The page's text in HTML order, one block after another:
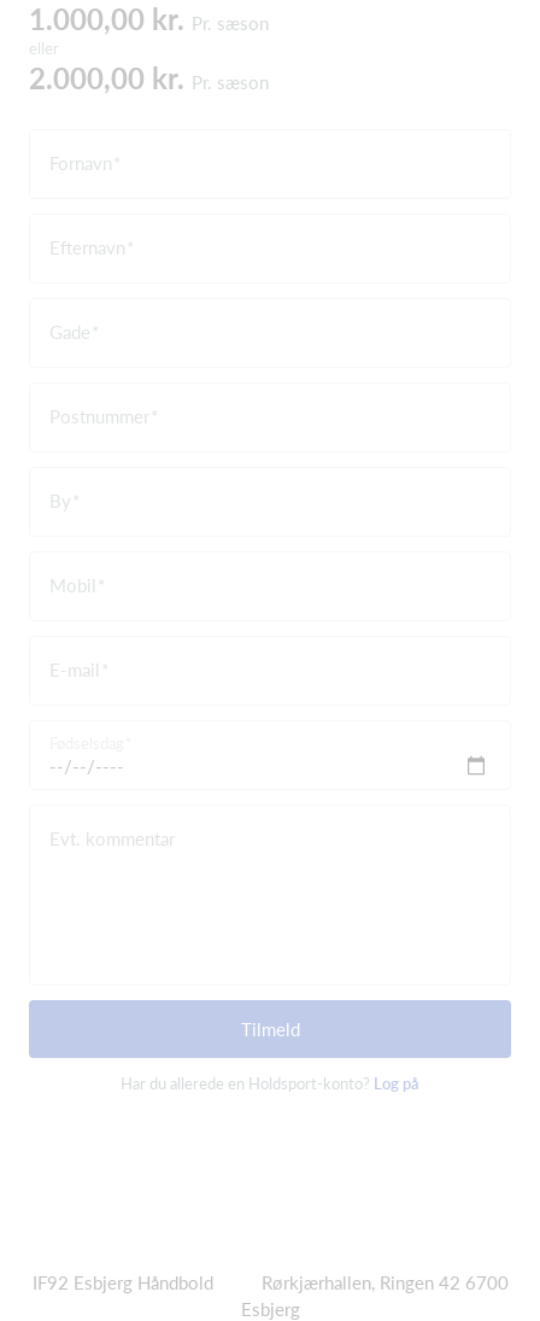
1.000,00 kr. Pr. sæson
eller
2.000,00 kr. Pr. sæson
Fornavn
Efternavn
Gade
Postnummer
By
Mobil
E-mail
Evt. kommentar
Tilmeld
Har du allerede en Holdsport-konto? Log på
IF92 Esbjerg Håndbold Rørkjærhallen, Ringen 42 6700
Esbjerg